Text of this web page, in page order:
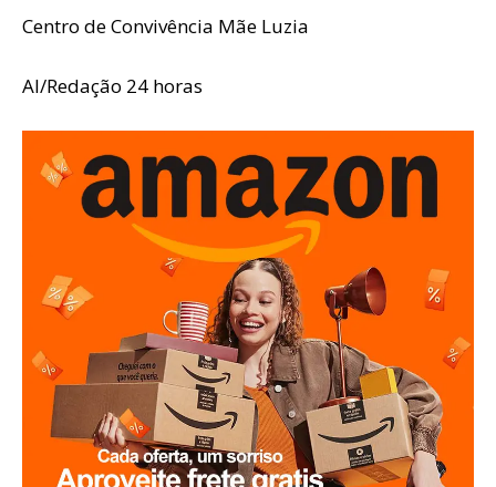
Centro de Convivência Mãe Luzia
AI/Redação 24 horas